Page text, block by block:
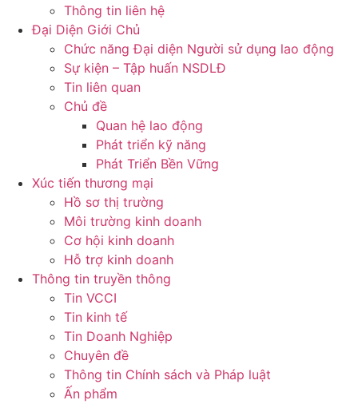
Thông tin liên hệ
Đại Diện Giới Chủ
Chức năng Đại diện Người sử dụng lao động
Sự kiện – Tập huấn NSDLĐ
Tin liên quan
Chủ đề
Quan hệ lao động
Phát triển kỹ năng
Phát Triển Bền Vững
Xúc tiến thương mại
Hồ sơ thị trường
Môi trường kinh doanh
Cơ hội kinh doanh
Hỗ trợ kinh doanh
Thông tin truyền thông
Tin VCCI
Tin kinh tế
Tin Doanh Nghiệp
Chuyên đề
Thông tin Chính sách và Pháp luật
Ấn phẩm